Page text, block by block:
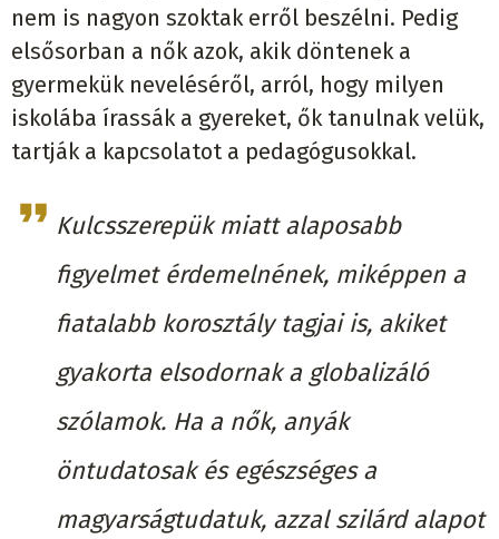
nem is nagyon szoktak erről beszélni. Pedig
elsősorban a nők azok, akik döntenek a
gyermekük neveléséről, arról, hogy milyen
iskolába írassák a gyereket, ők tanulnak velük,
tartják a kapcsolatot a pedagógusokkal.
Kulcsszerepük miatt alaposabb
figyelmet érdemelnének, miképpen a
fiatalabb korosztály tagjai is, akiket
gyakorta elsodornak a globalizáló
szólamok. Ha a nők, anyák
öntudatosak és egészséges a
magyarságtudatuk, azzal szilárd alapot